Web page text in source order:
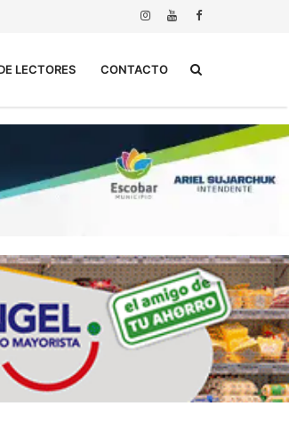
LECTORES CONTACTO